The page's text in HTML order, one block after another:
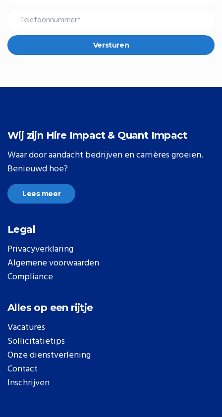
Versturen
Wij zijn Hire Impact & Quant Impact
Waar door aandacht bedrijven en carrières groeien.
Benieuwd hoe?
Lees meer
Legal
Privacyverklaring
Algemene voorwaarden
Compliance
Alles op een rijtje
Vacatures
Sollicitatietips
Onze dienstverlening
Contact
Inschrijven